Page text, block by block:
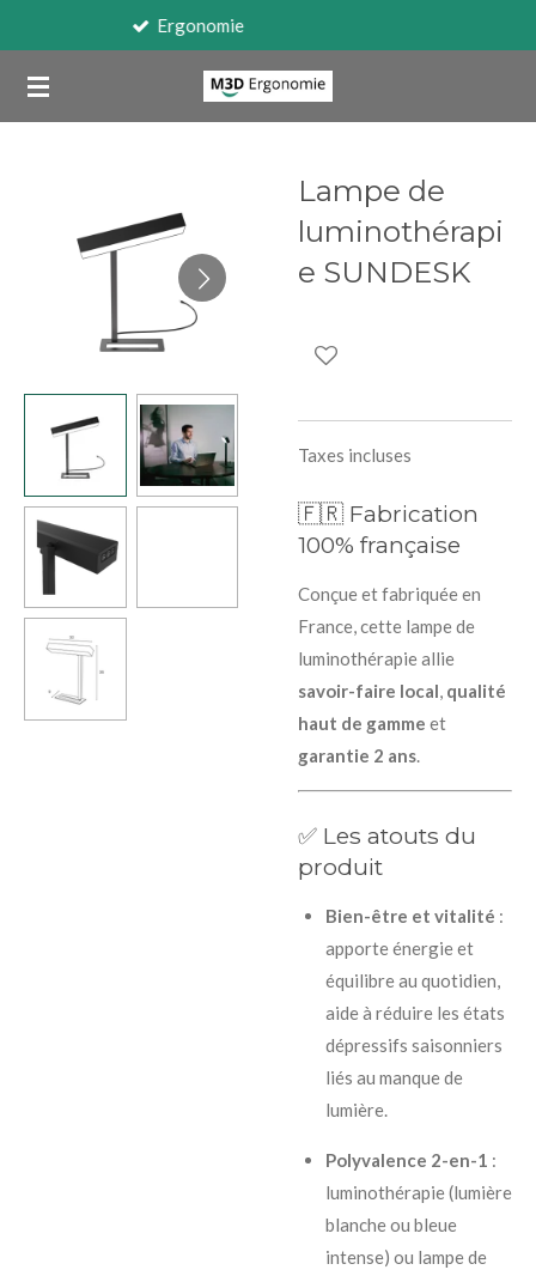
contenu
principal
Lampe de
luminothérapi
e SUNDESK
Taxes incluses
🇫🇷 Fabrication
100% française
Conçue et fabriquée en
France, cette lampe de
luminothérapie allie
savoir-faire local, qualité
haut de gamme et
garantie 2 ans.
✅ Les atouts du
produit
Bien-être et vitalité :
apporte énergie et
équilibre au quotidien,
aide à réduire les états
dépressifs saisonniers
liés au manque de
lumière.
Polyvalence 2-en-1 :
luminothérapie (lumière
blanche ou bleue
intense) ou lampe de